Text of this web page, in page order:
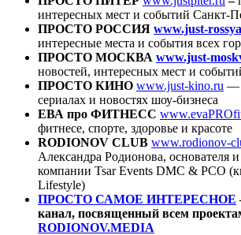
интересных мест и событий Санкт-
ПРОСТО РОССИЯ www.just-
интересные места и события всех
ПРОСТО МОСКВА www.just-
новостей, интересных мест и
ПРОСТО КИНО www.just-kino.ru —
сериалах и новостях шоу-бизнеса
ЕВА про ФИТНЕСС
фитнесе, спорте, здоровье и красоте
RODIONOV CLUB www.rodionov-
Александра Родионова, основателя
компании Tsar Events DMC & PCO
Lifestyle)
ПРОСТО САМОЕ ИНТЕРЕСНОЕ
канал, посвященный всем
RODIONOV.MEDIA